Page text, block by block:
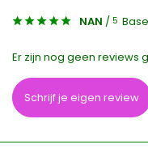
NAN / 5
Er zijn nog geen reviews
Schrijf je eigen review